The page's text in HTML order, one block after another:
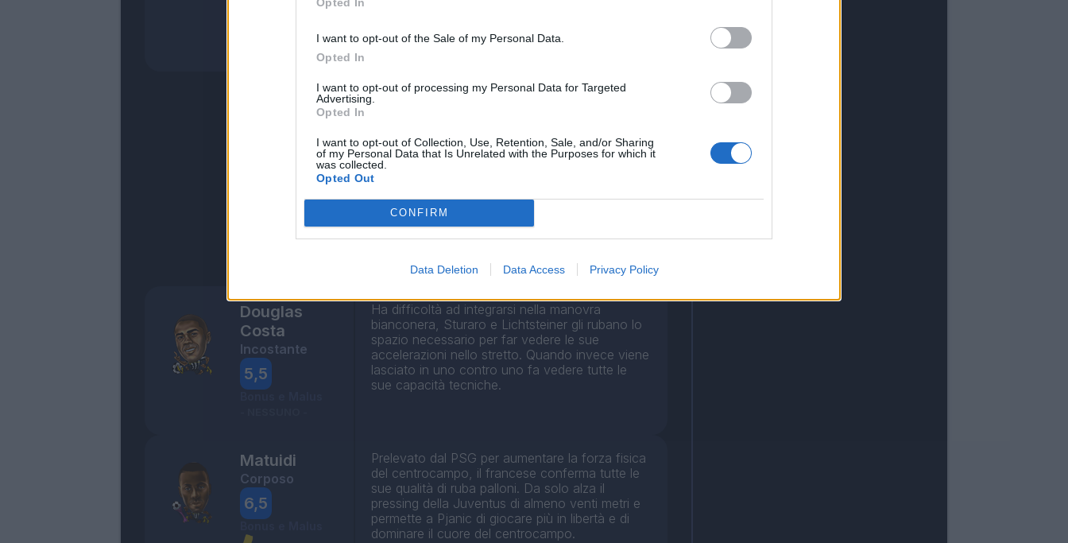
I want to opt-out of the Sale of my Personal Data.
Opted In
I want to opt-out of processing my Personal Data for Targeted
Advertising.
Opted In
I want to opt-out of Collection, Use, Retention, Sale, and/or Sharing
of my Personal Data that Is Unrelated with the Purposes for which it
was collected.
Opted Out
CONFIRM
Data Deletion Data Access Privacy Policy
con Dybala, fornendo anche l'assist per la rete
Douglas
Costa
Incostante
5,5
Ha difficoltà ad integrarsi nella manovra
bianconera, Sturaro e Lichtsteiner gli rubano lo
spazio necessario per far vedere le sue
accelerazioni nello stretto. Quando invece viene
lasciato in uno contro uno fa vedere tutte le
sue capacità tecniche.
Matuidi
Corposo
6,5
Prelevato dal PSG per aumentare la forza fisica
del centrocampo, il francese conferma tutte le
sue qualità di ruba palloni. Da solo alza il
pressing della Juventus di almeno venti metri e
permette a Pjanic di giocare più in libertà e di
dominare il cuore del centrocampo.